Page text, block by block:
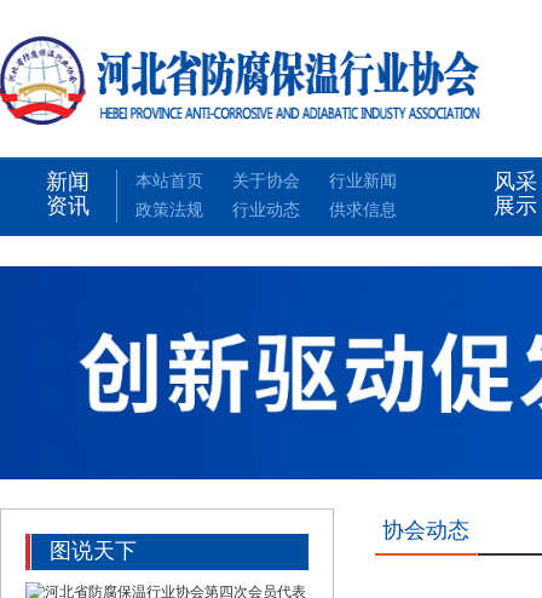
新闻
资讯
本站首页 关于协会
行业新闻
政策法规
行业动态 供求信息
风采
展示
图说天下
协会动态